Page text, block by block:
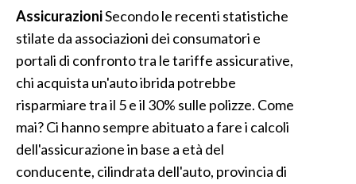
AssicurazioniSecondo le recenti statistiche
stilate da associazioni dei consumatori e
portali di confronto tra le tariffe assicurative,
chi acquista un'auto ibrida potrebbe
risparmiare tra il 5 e il 30% sulle polizze. Come
mai? Ci hanno sempre abituato a fare i calcoli
dell'assicurazione in base a età del
conducente, cilindrata dell'auto, provincia di